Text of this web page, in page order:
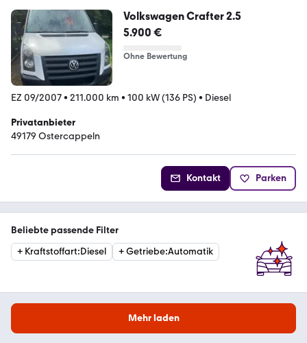
Volkswagen Crafter 2.5
5.900 €
Ohne Bewertung
EZ 09/2007• 211.000 km • 100 kW (136 PS) • Diesel
Privatanbieter
49179 Ostercappeln
Kontakt Parken
Beliebte passende Filter
+ Kraftstoffart:Diesel +Getriebe:Automatik
Mehr laden